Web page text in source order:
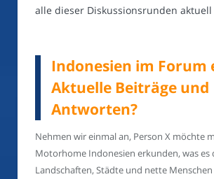
alle dieser Diskussionsrunden
Indonesien im Forum
Aktuelle Beiträge und
Antworten?
Nehmen wir einmal an, Person X möchte
Motorhome Indonesien erkunden, was
Landschaften, Städte und nette